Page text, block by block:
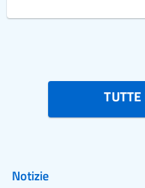
Notizie